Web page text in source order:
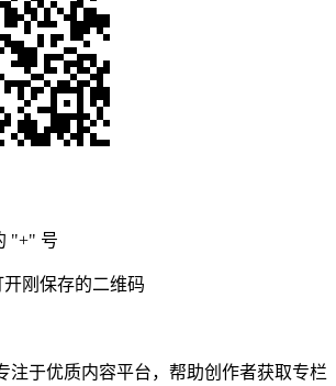
"+" 号
刚保存的二维码
注于优质内容平台，帮助创作者获取专栏